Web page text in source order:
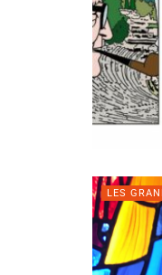
LES